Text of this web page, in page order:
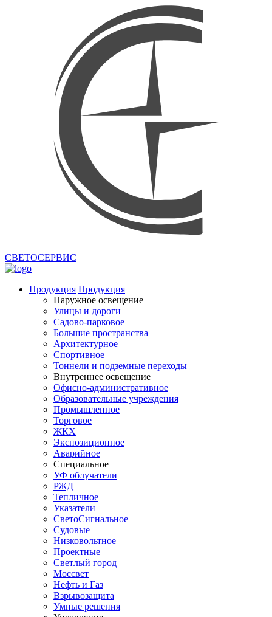
СВЕТОСЕРВИС
Продукция Продукция
Наружное освещение
Улицы и дороги
Садово-парковое
Большие пространства
Архитектурное
Спортивное
Тоннели и подземные переходы
Внутреннее освещение
Офисно-административное
Образовательные учреждения
Промышленное
Торговое
ЖКХ
Экспозиционное
Аварийное
Специальное
УФ облучатели
РЖД
Тепличное
Указатели
СветоСигнальное
Судовые
Низковольтное
Проектные
Светлый город
Моссвет
Нефть и Газ
Взрывозащита
Умные решения